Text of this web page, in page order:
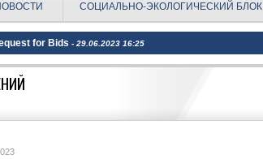
СОЦИАЛЬНО-ЭКОЛОГИЧЕСКИЙ БЛОК
for Bids - 29.06.2023 16:25